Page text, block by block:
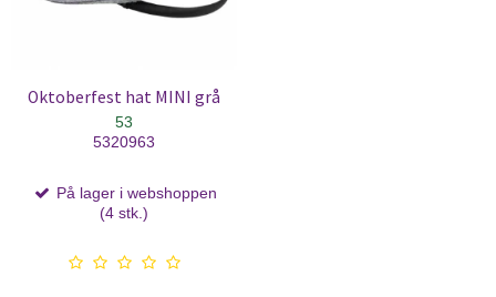
Oktoberfest hat MINI grå
53
5320963
På lager i webshoppen
(4 stk.)